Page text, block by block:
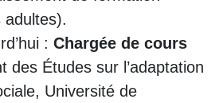
adultes).
: Chargée de cours
des Études sur l’adaptation
Université de